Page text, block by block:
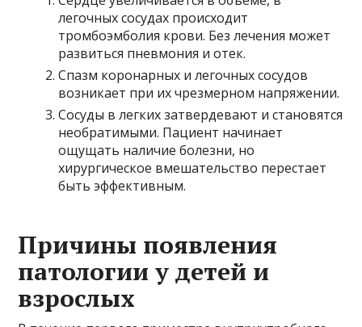
легочных сосудах происходит
тромбоэмболия крови. Без лечения может
развиться пневмония и отек.
Спазм коронарных и легочных сосудов
возникает при их чрезмерном напряжении.
Сосуды в легких затвердевают и становятся
необратимыми. Пациент начинает
ощущать наличие болезни, но
хирургическое вмешательство перестает
быть эффективным.
Причины появления
патологии у детей и
взрослых